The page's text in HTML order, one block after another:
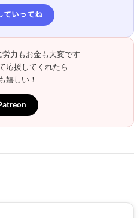
ていってね
力もお金も大変です
応援してくれたら
嬉しい！